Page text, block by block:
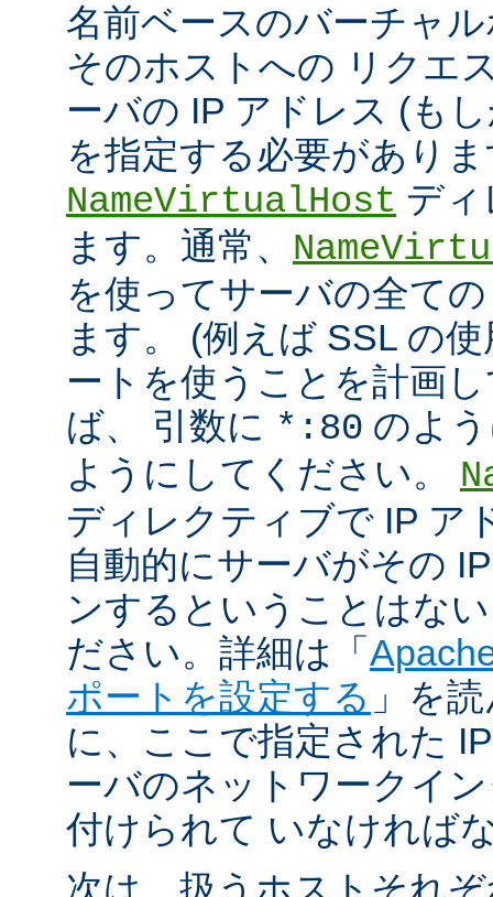
名前ベースのバーチャ
そのホストへの リクエ
ーバの IP アドレス (も
を指定する必要があり
NameVirtualHost デ
ます。通常、
を使ってサーバの全て
ます。 (例えば SSL の
ートを使うことを計画
ば、 引数に *:80 のよ
ようにしてください。
ディレクティブで IP ア
自動的にサーバがその
ンするということはな
ださい。詳細は「
ポートを設定する 」を
に、ここで指定された
ーバのネットワークイ
付けられて いなければ
次は、扱うホストそれ